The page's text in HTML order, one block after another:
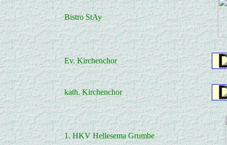
Bistro StAy
Ev. Kirchenchor
kath. Kirchenchor
1. HKV Hellesema Grumbe